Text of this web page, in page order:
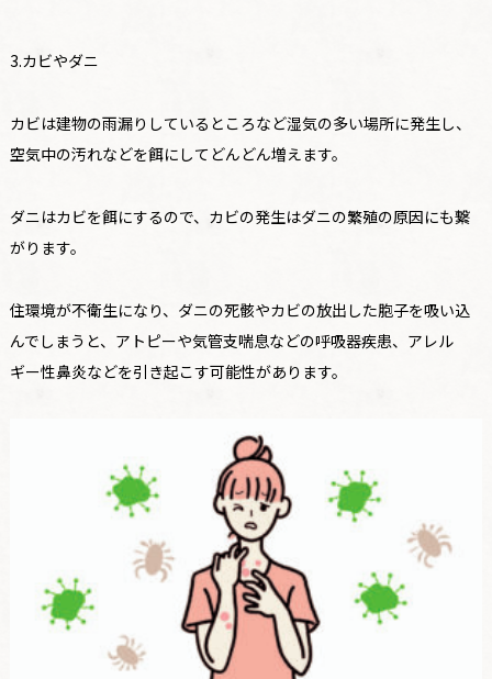
3.カビやダニ
カビは建物の雨漏りしているところなど湿気の多い場所に発生し、
空気中の汚れなどを餌にしてどんどん増えます。
ダニはカビを餌にするので、カビの発生はダニの繁殖の原因にも繋
がります。
住環境が不衛生になり、ダニの死骸やカビの放出した胞子を吸い込
んでしまうと、アトピーや気管支喘息などの呼吸器疾患、アレル
ギー性鼻炎などを引き起こす可能性があります。